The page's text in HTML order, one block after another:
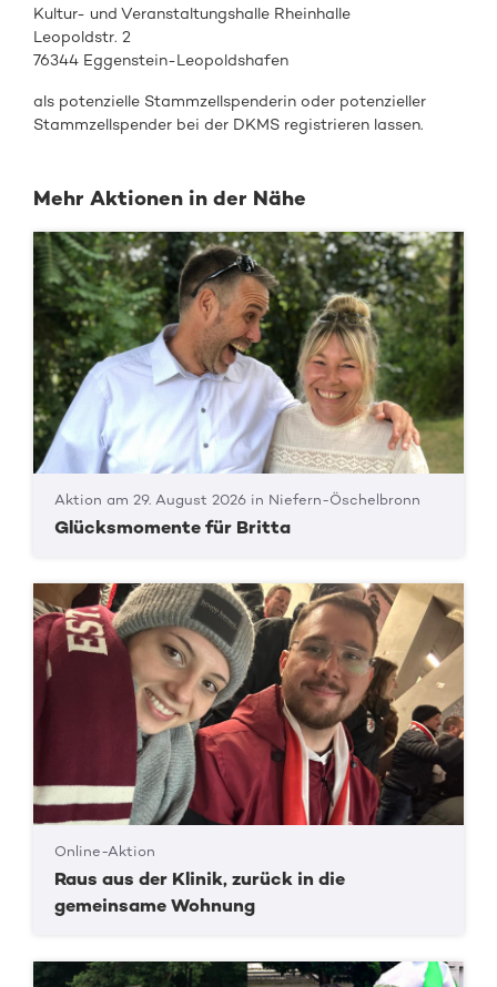
Kultur- und Veranstaltungshalle Rheinhalle
Leopoldstr. 2
76344 Eggenstein-Leopoldshafen
als potenzielle Stammzellspenderin oder potenzieller
Stammzellspender bei der DKMS registrieren lassen.
Mehr Aktionen in der Nähe
Aktion am 29. August 2026 in Niefern-Öschelbronn
Glücksmomente für Britta
Online-Aktion
Raus aus der Klinik, zurück in die
gemeinsame Wohnung